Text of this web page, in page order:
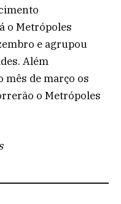
o Metrópoles
e agrupou
Além
mês de março os
o Metrópoles